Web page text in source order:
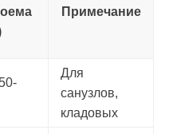
Примечание
Для
санузлов,
кладовых